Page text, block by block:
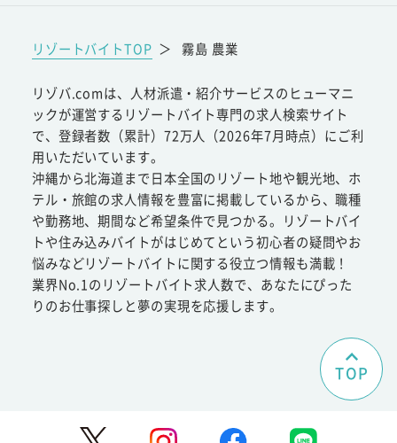
リゾートバイトTOP ＞ 霧島 農業
リゾバ.comは、人材派遣・紹介サービスのヒューマニ
ックが運営するリゾートバイト専門の求人検索サイト
で、登録者数（累計）72万人（2026年7月時点）にご利
用いただいています。
沖縄から北海道まで日本全国のリゾート地や観光地、ホ
テル・旅館の求人情報を豊富に掲載しているから、職種
や勤務地、期間など希望条件で見つかる。リゾートバイ
トや住み込みバイトがはじめてという初心者の疑問やお
悩みなどリゾートバイトに関する役立つ情報も満載！
業界No.1のリゾートバイト求人数で、あなたにぴった
りのお仕事探しと夢の実現を応援します。
TOP